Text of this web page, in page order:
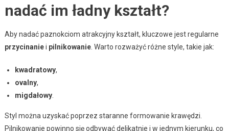
nadać im ładny kształt?
Aby nadać paznokciom atrakcyjny kształt, kluczowe jest regularne
przycinaniei pilnikowanie. Warto rozważyć różne style, takie jak:
kwadratowy,
ovalny,
migdałowy.
Styl można uzyskać poprzez staranne formowanie krawędzi.
Pilnikowanie powinno się odbywać delikatnie i w jednym kierunku, co